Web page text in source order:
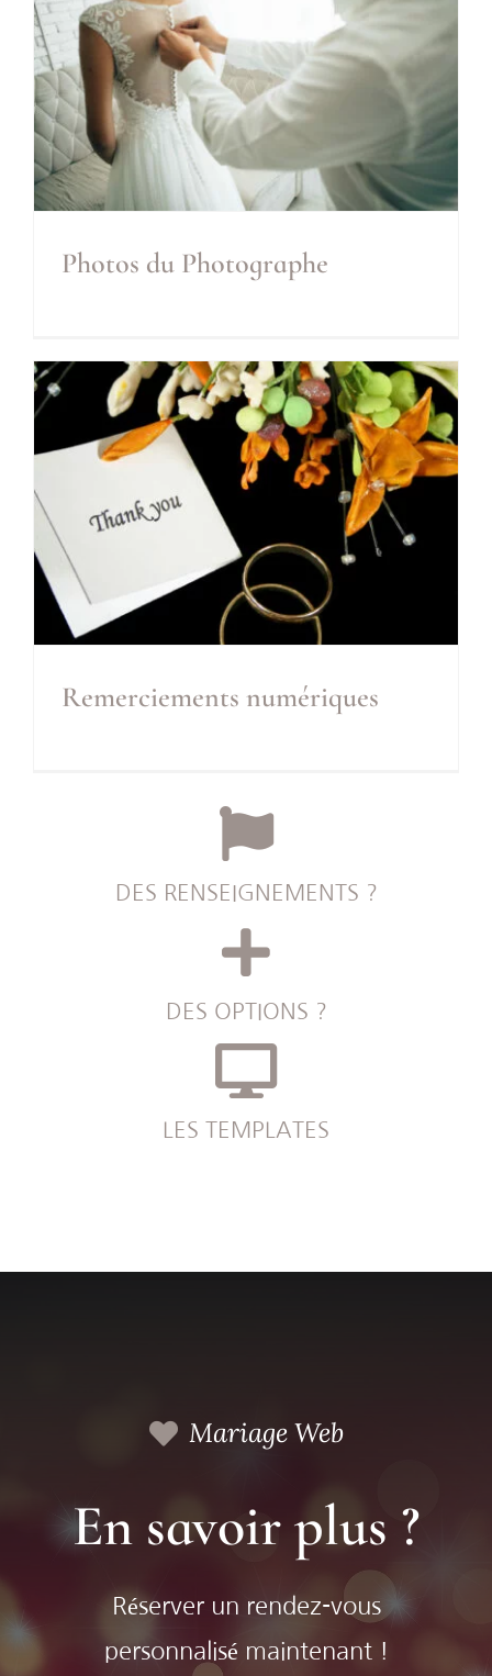
Photos du Photographe
Inclus
Photos du Photographe
Remerciements numériques
DES RENSEIGNEMENTS ?
DES OPTIONS ?
LES TEMPLATES
Mariage Web
En savoir plus ?
Réserver un rendez-vous
personnalisé maintenant !